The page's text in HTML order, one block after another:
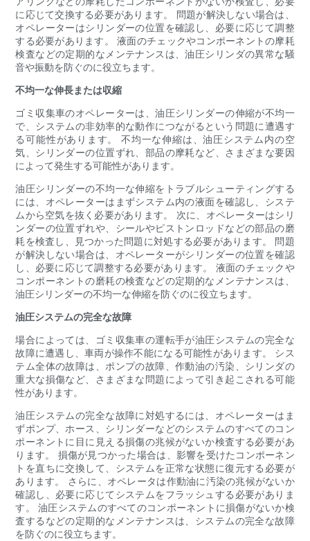
に応じて交換する必要があります。 問題が解決しない場合は、
オペレーターはシリンダーの位置を確認し、必要に応じて調整
する必要があります。 液面のチェックやコンポーネントの摩耗
検査などの定期的なメンテナンスは、油圧シリンダの異常な騒
音や振動を防ぐのに役立ちます。
不均一な伸長または収縮
ゴミ収集車のオペレーターは、油圧シリンダーの伸縮が不均一
で、システムの非効率的な動作につながるという問題に遭遇す
る可能性があります。 不均一な伸縮は、油圧システム内の空
気、シリンダーの位置ずれ、部品の摩耗など、さまざまな要因
によって発生する可能性があります。
油圧シリンダーの不均一な伸縮をトラブルシューティングする
には、オペレーターはまずシステム内の液面を確認し、システ
ムから空気を抜く必要があります。 次に、オペレーターはシリ
ンダーの位置ずれや、シールやピストンロッドなどの部品の磨
耗を検査し、見つかった問題に対処する必要があります。 問題
が解決しない場合は、オペレーターがシリンダーの位置を確認
し、必要に応じて調整する必要があります。 液面のチェックや
コンポーネントの磨耗の検査などの定期的なメンテナンスは、
油圧シリンダーの不均一な伸縮を防ぐのに役立ちます。
油圧システムの完全な故障
場合によっては、ゴミ収集車の運転手が油圧システムの完全な
故障に遭遇し、車両が操作不能になる可能性があります。 シス
テム全体の故障は、ポンプの故障、作動油の汚染、シリンダの
重大な損傷など、さまざまな問題によって引き起こされる可能
性があります。
油圧システムの完全な故障に対処するには、オペレーターはま
ずポンプ、ホース、シリンダーなどのシステムのすべてのコン
ポーネントに目に見える損傷の兆候がないか検査する必要があ
ります。 損傷が見つかった場合は、影響を受けたコンポーネン
トを直ちに交換して、システムを正常な状態に復元する必要が
あります。 さらに、オペレータは作動油に汚染の兆候がないか
確認し、必要に応じてシステムをフラッシュする必要がありま
す。 油圧システムのすべてのコンポーネントに損傷がないか検
査するなどの定期的なメンテナンスは、システムの完全な故障
を防ぐのに役立ちます。